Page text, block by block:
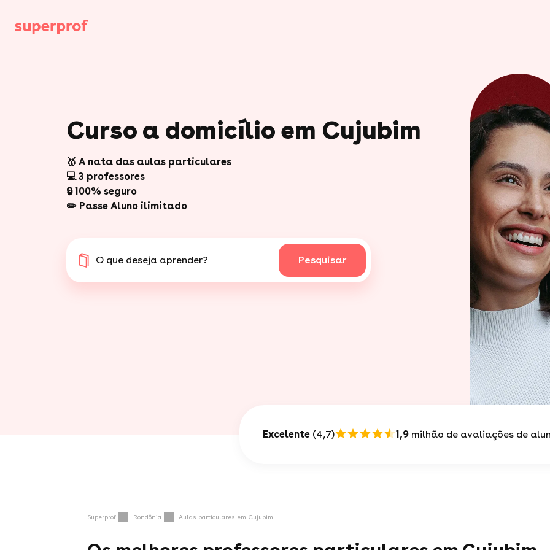
Curso a domicílio em Cujubim
🥇 A nata das aulas particulares
💻 3 professores
🔒 100% seguro
✏️ Passe Aluno ilimitado
O que deseja aprender? Pesquisar
Excelente (4,7) 1,9 milhão de avaliações de
Superprof Rondônia Aulas particulares em Cujubim